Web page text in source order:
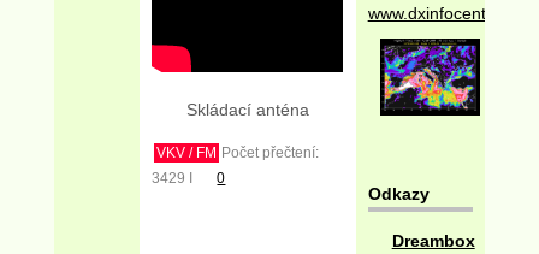
Skládací anténa
VKV / FM
Počet přečtení:
3429 I
0
www.dxinfocentre.com
Odkazy
Dreambox